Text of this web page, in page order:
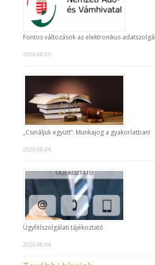
Fontos változások az elektronikus
2026.08.05.
„Csináljuk együtt”: Munkajog a gyakorlatban!
2026.08.04.
Ügyfélszolgálati tájékoztató
2026.08.04.